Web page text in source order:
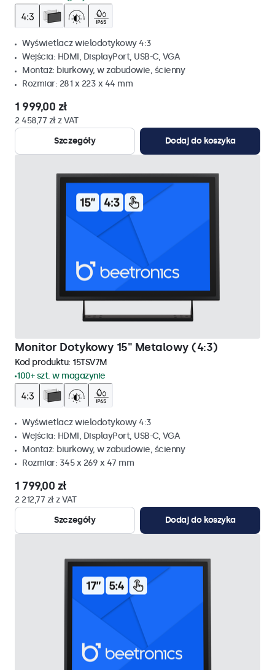
Wyświetlacz wielodotykowy 4:3
Wejścia: HDMI, DisplayPort, USB-C, VGA
Montaż: biurkowy, w zabudowie, ścienny
Rozmiar: 281 x 223 x 44 mm
1 999,00 zł
2 458,77 zł z VAT
Szczegóły
Dodaj do koszyka
Monitor Dotykowy 15" Metalowy (4:3)
Kod produktu: 15TSV7M
100+ szt. w magazynie
Wyświetlacz wielodotykowy 4:3
Wejścia: HDMI, DisplayPort, USB-C, VGA
Montaż: biurkowy, w zabudowie, ścienny
Rozmiar: 345 x 269 x 47 mm
1 799,00 zł
2 212,77 zł z VAT
Szczegóły
Dodaj do koszyka